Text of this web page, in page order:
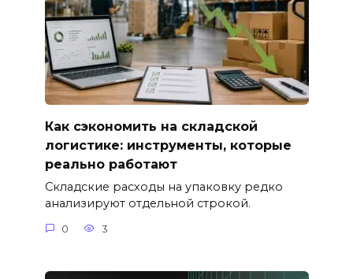
Как сэкономить на складской
логистике: инструменты, которые
реально работают
Складские расходы на упаковку редко
анализируют отдельной строкой.
0 3